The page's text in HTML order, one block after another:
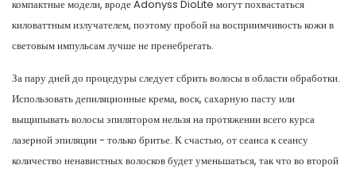
компактные модели, вроде Adonyss DioLite могут похвастаться
киловаттным излучателем, поэтому пробой на восприимчивость кожи в
световым импульсам лучше не пренебрегать.
За пару дней до процедуры следует сбрить волосы в области обработки.
Использовать депиляционные крема, воск, сахарную пасту или
выщипывать волосы эпилятором нельзя на протяжении всего курса
лазерной эпиляции - только бритье. К счастью, от сеанса к сеансу
количество ненавистных волосков будет уменьшаться, так что во второй